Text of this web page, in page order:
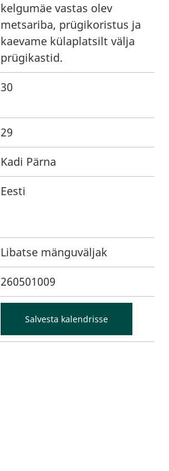
kelgumäe vastas olev
metsariba, prügikoristus ja
kaevame külaplatsilt välja
prügikastid.
30
29
Kadi Pärna
Eesti
Libatse mänguväljak
260501009
Salvesta kalendrisse